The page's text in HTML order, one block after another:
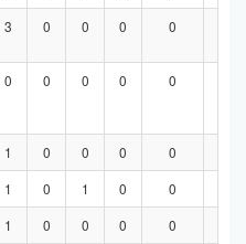
3 0 0 0 0
0 0 0 0 0
1 0 0 0 0
1 0 1 0 0
1 0 0 0 0